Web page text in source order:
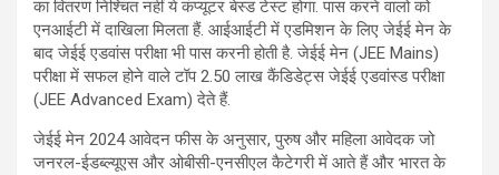
का वितरण निश्चित नहीं ये कंप्यूटर बेस्ड टेस्ट होगा. पास करने वालो को
एनआईटी में दाखिला मिलता हैं. आईआईटी में एडमिशन के लिए जेईई मेन के
बाद जेईई एडवांस परीक्षा भी पास करनी होती है. जेईई मेन (JEE Mains)
परीक्षा में सफल होने वाले टॉप 2.50 लाख कैंडिडेट्स जेईई एडवांस्ड परीक्षा
(JEE Advanced Exam) देते हैं.
जेईई मेन 2024 आवेदन फीस के अनुसार, पुरुष और महिला आवेदक जो
जनरल-ईडब्ल्यूएस और ओबीसी-एनसीएल कैटेगरी में आते हैं और भारत के